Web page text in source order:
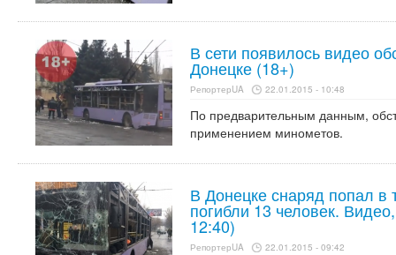
В сети появилось видео
Донецке (18+)
РепортерUA 22.01.2015 - 10:48
По предварительным данным,
применением минометов.
В Донецке снаряд попал в
погибли 13 человек.
12:40)
РепортерUA 22.01.2015 - 09:42